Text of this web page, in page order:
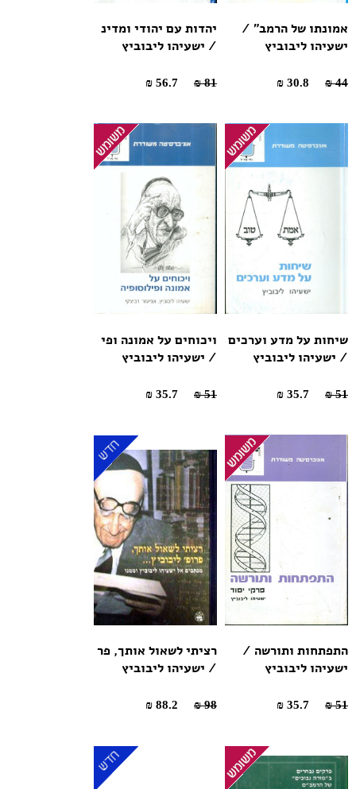
אמונתו של הרמב" /
ישעיהו ליבוביץ
44 ₪
יהדות עם יהודי ומדינ
/ ישעיהו ליבוביץ
81 ₪
שיחות על מדע וערכים
/ ישעיהו ליבוביץ
51 ₪
ויכוחים על אמונה ופי
/ ישעיהו ליבוביץ
51 ₪
התפתחות ותורשה /
ישעיהו ליבוביץ
51 ₪
רציתי לשאול אותך, פר
/ ישעיהו ליבוביץ
98 ₪